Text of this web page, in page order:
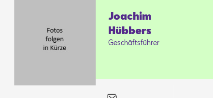
Joa­chim
Hüb­bers
Ge­schäfts­füh­rer